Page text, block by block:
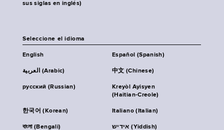
sus siglas en inglés)
Seleccione el idioma
English Español (Spanish)
العربية (Arabic) 中文 (Chinese)
русский (Russian)
Kreyòl Ayisyen
(Haitian-Creole)
한국어 (Korean) Italiano (Italian)
বাংলা (Bengali) אידיש (Yiddish)